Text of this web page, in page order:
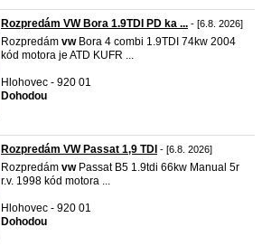
Rozpredám VW Bora 1.9TDI PD ka ... - [6.8. 2026]
Rozpredám vwBora 4 combi 1.9TDI 74kw 2004
kód motora je ATD KUFR ...
Hlohovec - 920 01
Dohodou
Rozpredám VW Passat 1,9 TDI - [6.8. 2026]
Rozpredám vwPassat B5 1.9tdi 66kw Manual 5r
r.v. 1998 kód motora ...
Hlohovec - 920 01
Dohodou